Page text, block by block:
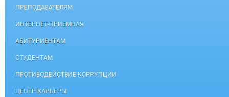
ПРЕПОДАВАТЕЛЯМ
ИНТЕРНЕТ-ПРИЕМНАЯ
АБИТУРИЕНТАМ
СТУДЕНТАМ
ПРОТИВОДЕЙСТВИЕ КОРРУПЦИИ
ЦЕНТР КАРЬЕРЫ